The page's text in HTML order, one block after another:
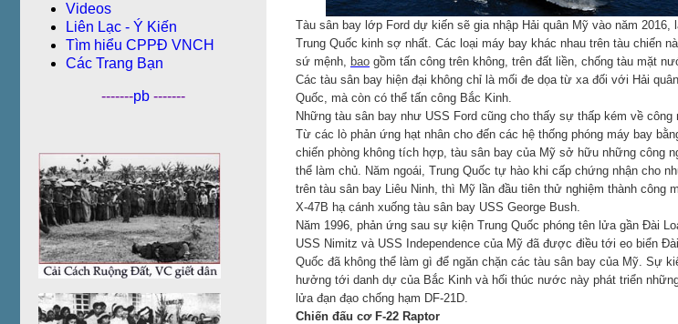
Videos
Liên Lạc - Ý Kiến
Tìm hiểu CPPÐ VNCH
Các Trang Bạn
-------pb -------
Tàu sân bay lớp Ford dự kiến sẽ gia nhập Hải quân Mỹ vào năm 2016,
Trung Quốc kinh sợ nhất. Các loại máy bay khác nhau trên tàu chiến
sứ mệnh, bao gồm tấn công trên không, trên đất liền, chống tàu mặt
Các tàu sân bay hiện đại không chỉ là mối đe dọa từ xa đối với Hải
Quốc, mà còn có thể tấn công Bắc Kinh.
Những tàu sân bay như USS Ford cũng cho thấy sự thấp kém về công
Từ các lò phản ứng hạt nhân cho đến các hệ thống phóng máy bay
chiến phòng không tích hợp, tàu sân bay của Mỹ sở hữu những công
thể làm chủ. Năm ngoái, Trung Quốc tự hào khi cấp chứng nhận cho
trên tàu sân bay Liêu Ninh, thì Mỹ lần đầu tiên thử nghiệm thành công
X-47B hạ cánh xuống tàu sân bay USS George Bush.
Năm 1996, phản ứng sau sự kiện Trung Quốc phóng tên lửa gần Đài
USS Nimitz và USS Independence của Mỹ đã được điều tới eo biển
Quốc đã không thể làm gì để ngăn chặn các tàu sân bay của Mỹ. Sự
hưởng tới danh dự của Bắc Kinh và hối thúc nước này phát triển
lửa đạn đạo chống hạm DF-21D.
Chiến đấu cơ F-22 Raptor